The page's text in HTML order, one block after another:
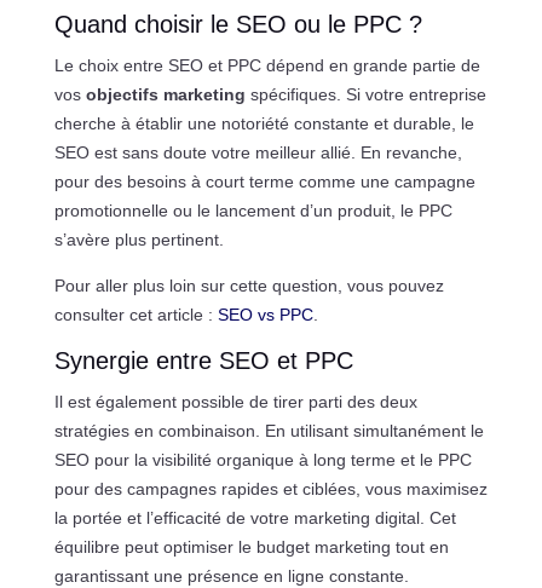
Quand choisir le SEO ou le PPC ?
Le choix entre SEO et PPC dépend en grande partie de
vos objectifs marketing spécifiques. Si votre entreprise
cherche à établir une notoriété constante et durable, le
SEO est sans doute votre meilleur allié. En revanche,
pour des besoins à court terme comme une campagne
promotionnelle ou le lancement d’un produit, le PPC
s’avère plus pertinent.
Pour aller plus loin sur cette question, vous pouvez
consulter cet article : SEO vs PPC.
Synergie entre SEO et PPC
Il est également possible de tirer parti des deux
stratégies en combinaison. En utilisant simultanément le
SEO pour la visibilité organique à long terme et le PPC
pour des campagnes rapides et ciblées, vous maximisez
la portée et l’efficacité de votre marketing digital. Cet
équilibre peut optimiser le budget marketing tout en
garantissant une présence en ligne constante.